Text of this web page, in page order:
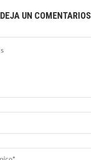
DEJA UN COMENTARIOS